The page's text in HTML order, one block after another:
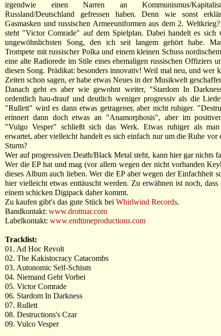
irgendwie einen Narren an Kommunismus/
Russland/Deutschland gefressen haben. Denn wie sonst
Gasmasken und russischen Armeeuniformen aus dem 2.
steht "Victor Comrade" auf dem Spielplan. Dabei handelt es sich
ungewöhnlichsten Song, den ich seit langem gehört habe.
Trompete mit russischer Polka und einem kleinen Schuss
eine alte Radiorede im Stile eines ehemaligen russischen Offiziers
diesen Song. Prädikat: besonders innovativ! Weil mal neu, und wer
Zeiten schon sagen, er habe etwas Neues in der Musikwelt
Danach geht es aber wie gewohnt weiter, "Stardom In
ordentlich hau-drauf und deutlich weniger progressiv als die
"Rullett" wird es dann etwas getragener, aber nicht ruhiger.
erinnert dann doch etwas an "Anamorphosis", aber im
"Vulgo Vesper" schließt sich das Werk. Etwas ruhiger als man
erwartet, aber vielleicht handelt es sich einfach nur um die Ruhe vor
Sturm?
Wer auf progressiven Death/Black Metal steht, kann hier gar nichts
Wer die EP hat und mag (vor allem wegen der nicht vorhanden
dieses Album auch lieben. Wer die EP aber wegen der Einfachheit
hier vielleicht etwas enttäuscht werden. Zu erwähnen ist noch, dass
einem schicken Digipack daher kommt.
Zu kaufen gibt's das gute Stück bei Whirlwind Records.
Bandkontakt: www.drottnar.com
Labelkontakt: www.endtimeproductions.com
Tracklist:
01. Ad Hoc Revolt
02. The Kakistocracy Catacombs
03. Autonomic Self-Schism
04. Niemand Geht Vorbei
05. Victor Comrade
06. Stardom In Darkness
07. Rullett
08. Destructions's Czar
09. Vulco Vesper